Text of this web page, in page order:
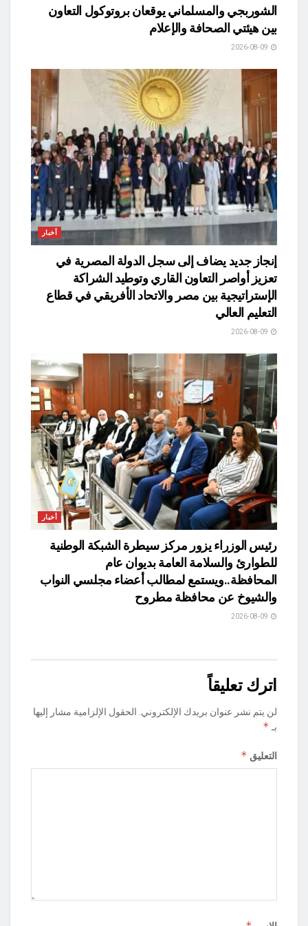
الشوربجي والمسلماني يوقعان بروتوكول التعاون
بين هيئتي الصحافة والإعلام
أخبار
​إنجاز جديد يضاف إلى سجل الدولة المصرية في
تعزيز أواصر التعاون القاري وتوطيد الشراكة
الإستراتيجية بين مصر والاتحاد الأفريقي في قطاع
التعليم العالي
أخبار
رئيس الوزراء يزور مركز سيطرة الشبكة الوطنية
للطوارئ والسلامة العامة بديوان عام
المحافظة..ويستمع لمطالب أعضاء مجلسي النواب
والشيوخ عن محافظة مطروح
اترك تعليقاً
لن يتم نشر عنوان بريدك الإلكتروني. الحقول الإلزامية مشار إليها
بـ *
التعليق *